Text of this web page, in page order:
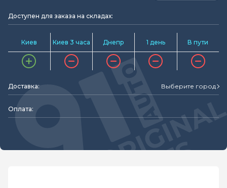
Доступен для заказа на складах:
Киев Киев 3 часа Днепр 1 день В пути
Доставка: Выберите город
Оплата: